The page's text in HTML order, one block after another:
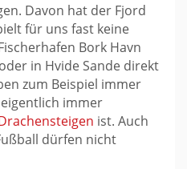
Davon hat der Fjord
für uns fast keine
Bork Havn
in Hvide Sande direkt
zum Beispiel immer
immer
ist. Auch
dürfen nicht